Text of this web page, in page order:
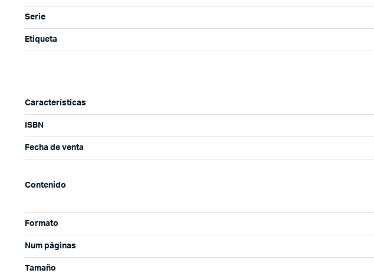
Serie
Etiqueta
Características
ISBN
Fecha de venta
Contenido
Formato
Num páginas
Tamaño